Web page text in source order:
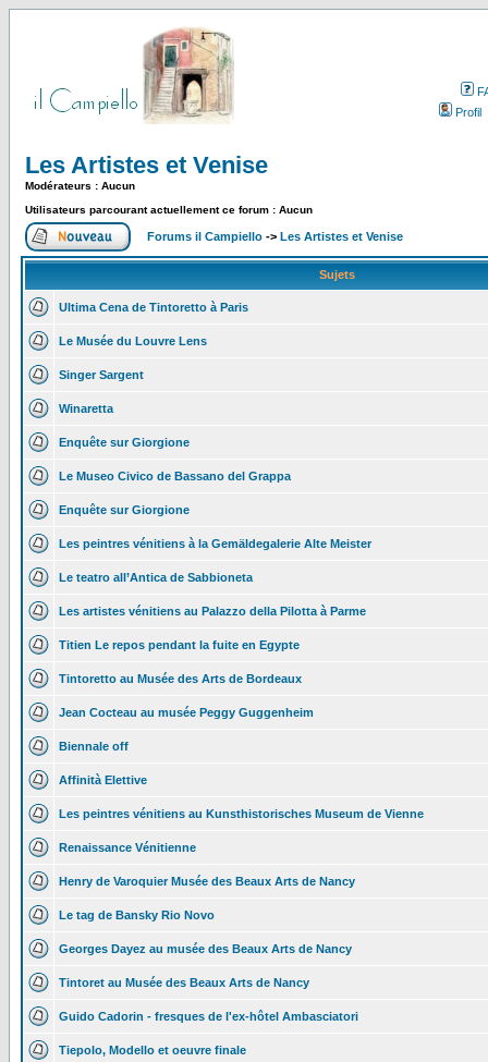
Profil
Les Artistes et Venise
Modérateurs : Aucun
Utilisateurs parcourant actuellement ce forum : Aucun
Forums il Campiello -> Les Artistes et Venise
Sujets
Ultima Cena de Tintoretto à Paris
Le Musée du Louvre Lens
Singer Sargent
Winaretta
Enquête sur Giorgione
Le Museo Civico de Bassano del Grappa
Enquête sur Giorgione
Les peintres vénitiens à la Gemäldegalerie Alte Meister
Le teatro all’Antica de Sabbioneta
Les artistes vénitiens au Palazzo della Pilotta à Parme
Titien Le repos pendant la fuite en Egypte
Tintoretto au Musée des Arts de Bordeaux
Jean Cocteau au musée Peggy Guggenheim
Biennale off
Affinità Elettive
Les peintres vénitiens au Kunsthistorisches Museum de Vienne
Renaissance Vénitienne
Henry de Varoquier Musée des Beaux Arts de Nancy
Le tag de Bansky Rio Novo
Georges Dayez au musée des Beaux Arts de Nancy
Tintoret au Musée des Beaux Arts de Nancy
Guido Cadorin - fresques de l'ex-hôtel Ambasciatori
Tiepolo, Modello et oeuvre finale